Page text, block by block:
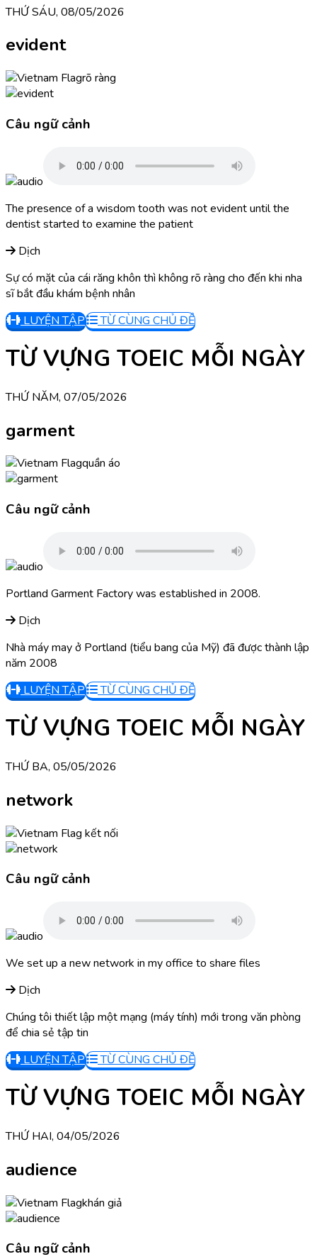
THỨ SÁU, 08/05/2026
evident
rõ ràng
Câu ngữ cảnh
The presence of a wisdom tooth was not evident until the
dentist started to examine the patient
Dịch
Sự có mặt của cái răng khôn thì không rõ ràng cho đến khi nha
sĩ bắt đầu khám bệnh nhân
LUYỆN TẬP
TỪ CÙNG CHỦ ĐỀ
TỪ VỰNG TOEIC MỖI NGÀY
THỨ NĂM, 07/05/2026
garment
quần áo
Câu ngữ cảnh
Portland Garment Factory was established in 2008.
Dịch
Nhà máy may ở Portland (tiểu bang của Mỹ) đã được thành lập
năm 2008
LUYỆN TẬP
TỪ CÙNG CHỦ ĐỀ
TỪ VỰNG TOEIC MỖI NGÀY
THỨ BA, 05/05/2026
network
kết nối
Câu ngữ cảnh
We set up a new network in my office to share files
Dịch
Chúng tôi thiết lập một mạng (máy tính) mới trong văn phòng
để chia sẻ tập tin
LUYỆN TẬP
TỪ CÙNG CHỦ ĐỀ
TỪ VỰNG TOEIC MỖI NGÀY
THỨ HAI, 04/05/2026
audience
khán giả
Câu ngữ cảnh